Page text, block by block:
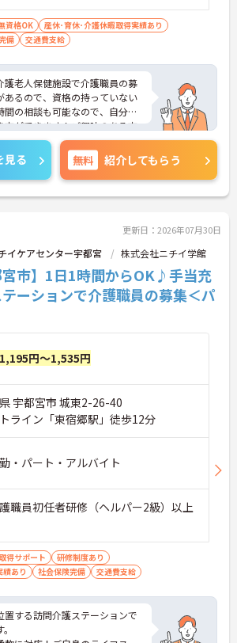
資格OK
産休･育休･介護休暇取得実績あり
備 交通費支給
護老人保健施設で介護職員の募
あるので、資格の持っていない
間の相談も可能なので、自分の
方ができます！ご興味のある方
お伝えしますので、お気軽にご
見る 無料 紹介してもらう
更新日：2026年07月30日
イケアセンター宇都宮 株式会社ニチイ学館
宮市】1日1時間からOK♪手当充
ーションで介護職員の募集＜パ
1,195円～1,535円
宇都宮市 城東2-26-40
ライン「東宿郷駅」徒歩12分
・パート・アルバイト
職員初任者研修（ヘルパー2級）以上
得サポート
研修制度あり
あり
社会保険完備 交通費支給
置する訪問介護ステーションで